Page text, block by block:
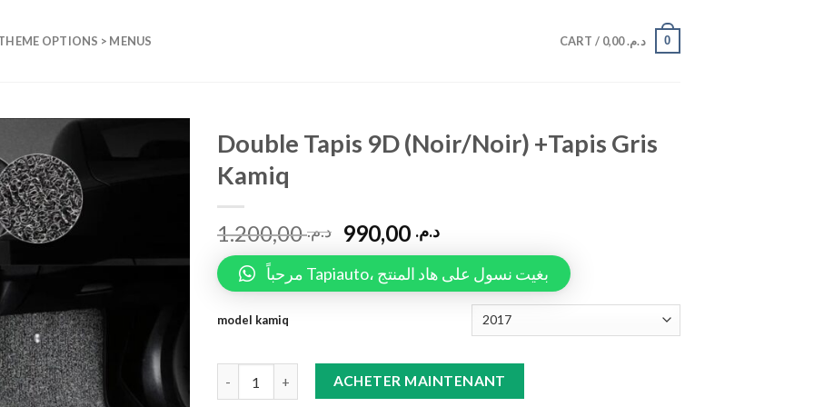
OPTIONS > MENUS CART / د.م.0,00 0
Double Tapis 9D (Noir/Noir) +Tapis Gris
Kamiq
د.م.1.200,00 د.م.
مرحباً Tapiauto، بغيت نسول على هاد المنتج
model kamiq
Double Tapis 9D (Noir/Noir) +Tapis Gris Kamiq quantity
ACHETER MAINTENANT